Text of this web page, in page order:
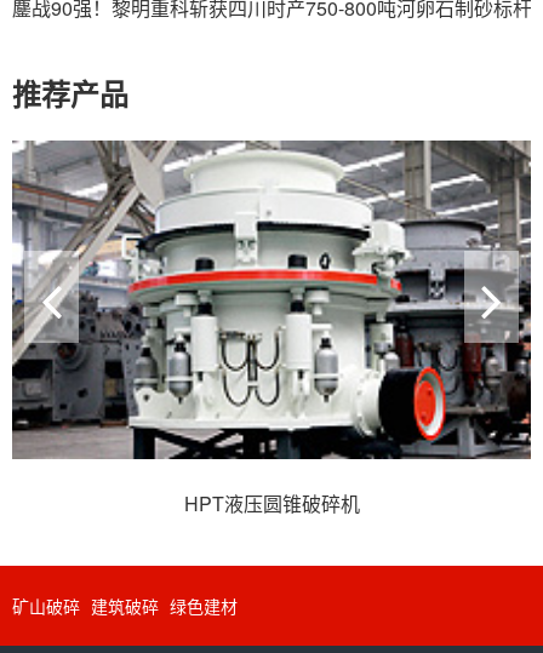
鏖战90强！黎明重科斩获四川时产750-800吨河卵石制砂标杆
推荐产品
HPT液压圆锥破碎机
矿山破碎 建筑破碎 绿色建材